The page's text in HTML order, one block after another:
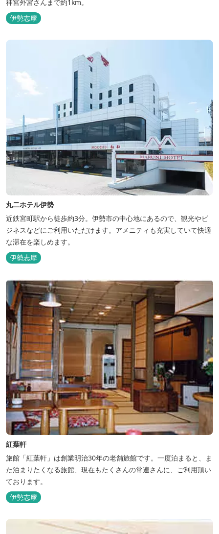
神宮外宮さんまで約1km。
伊勢志摩
丸二ホテル伊勢
近鉄宮町駅から徒歩約3分。伊勢市の中心地にあるので、観光やビ
ジネスなどにご利用いただけます。アメニティも充実していて快適
な滞在を楽しめます。
伊勢志摩
紅葉軒
旅館「紅葉軒」は創業明治30年の老舗旅館です。一度泊まると、ま
た泊まりたくなる旅館、現在もたくさんの常連さんに、ご利用頂い
ております。
伊勢志摩